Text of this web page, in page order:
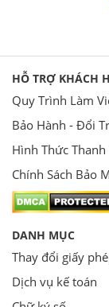
HỖ TRỢ KHÁCH
Quy Trình Làm
Bảo Hành - Đổi
Hình Thức Thanh
Chính Sách Bảo
DANH MỤC
Thay đổi giấy
Dịch vụ kế toán